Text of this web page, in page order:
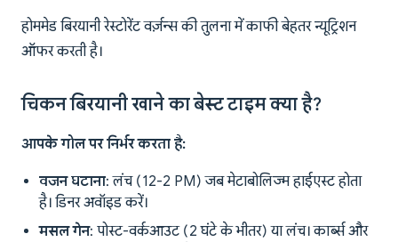
होममेड बिरयानी रेस्टोरेंट वर्ज़न्स की तुलना में काफी बेहतर न्यूट्रिशन
ऑफर करती है।
चिकन बिरयानी खाने का बेस्ट टाइम क्या है?
आपके गोल पर निर्भर करता है:
वजन घटाना: लंच (12-2 PM) जब मेटाबोलिज्म हाईएस्ट होता
है। डिनर अवॉइड करें।
मसल गेन: पोस्ट-वर्कआउट (2 घंटे के भीतर) या लंच। कार्ब्स और